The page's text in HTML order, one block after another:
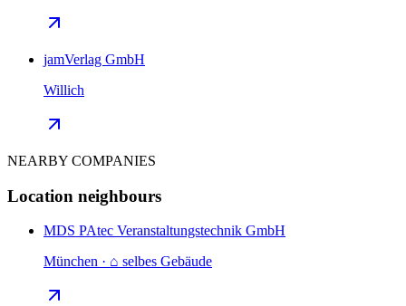
jamVerlag GmbH
Willich
NEARBY COMPANIES
Location neighbours
MDS PAtec Veranstaltungstechnik GmbH
München · ⌂ selbes Gebäude